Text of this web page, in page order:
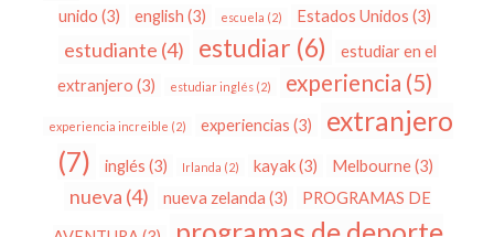
unido (3) english (3) escuela (2) Estados Unidos (3)
estudiante (4) estudiar (6)
estudiar en el
extranjero (3) estudiar inglés (2) experiencia (5)
experiencia increible (2) experiencias (3)
extranjero
(7)
inglés (3) Irlanda (2) kayak(3) Melbourne(3)
nueva (4) nueva zelanda (3) PROGRAMAS DE